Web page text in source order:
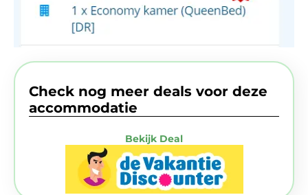
Check nog meer deals voor deze
accommodatie
Bekijk Deal